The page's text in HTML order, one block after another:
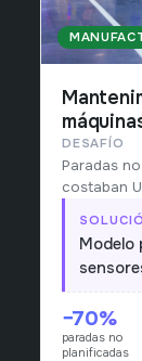
DESAFÍO
Paradas
costaban
de 6
Modelo
−70%
paradas no
planificadas